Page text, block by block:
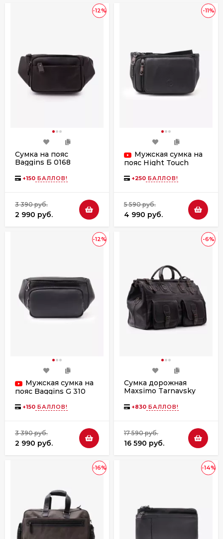
-12%
Сумка на пояс
Baggins Б 0168
+150 БАЛЛОВ!
3 390 руб.
2 990 руб.
-11%
Мужская сумка на
пояс Hight Touch
+250 БАЛЛОВ!
5 590 руб.
4 990 руб.
-12%
Мужская сумка на
пояс Baggins G 310
+150 БАЛЛОВ!
3 390 руб.
2 990 руб.
-6%
Сумка дорожная
Maxsimo Tarnavsky
+830 БАЛЛОВ!
17 590 руб.
16 590 руб.
-16% -14%